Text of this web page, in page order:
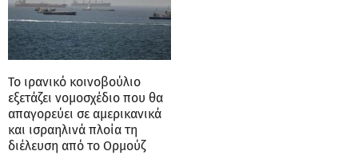
Το ιρανικό κοινοβούλιο
εξετάζει νομοσχέδιο που θα
απαγορεύει σε αμερικανικά
και ισραηλινά πλοία τη
διέλευση από το Ορμούζ